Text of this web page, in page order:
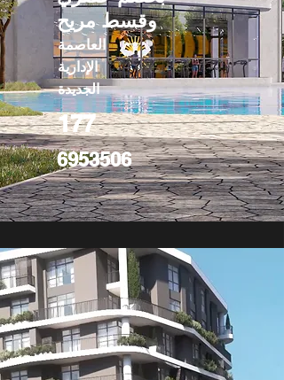
وقسط مريح
العاصمة
الإدارية
الجديدة
177
6953506